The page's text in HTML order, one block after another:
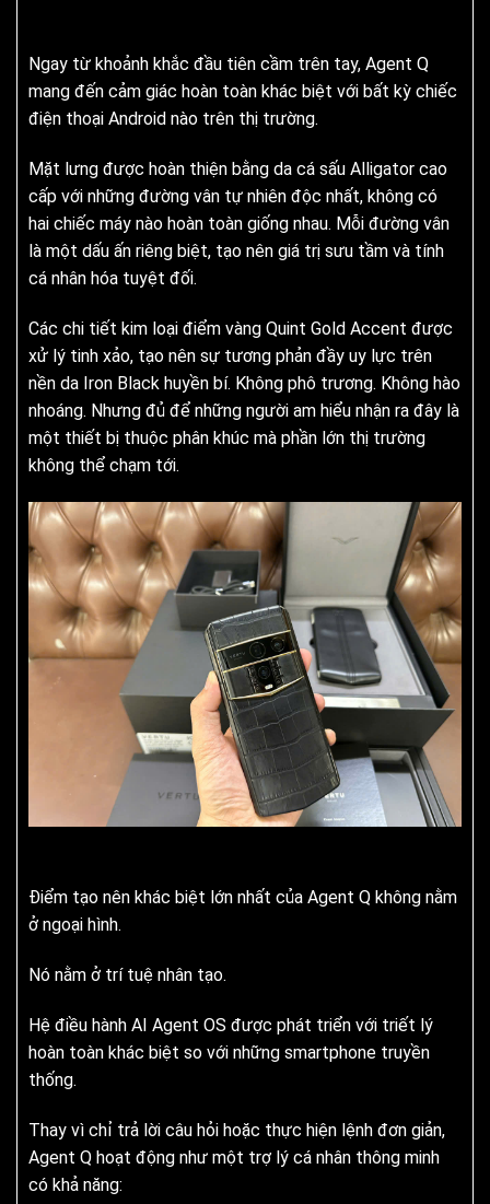
Ngay từ khoảnh khắc đầu tiên cầm trên tay, Agent Q
mang đến cảm giác hoàn toàn khác biệt với bất kỳ chiếc
điện thoại Android nào trên thị trường.
Mặt lưng được hoàn thiện bằng da cá sấu Alligator cao
cấp với những đường vân tự nhiên độc nhất, không có
hai chiếc máy nào hoàn toàn giống nhau. Mỗi đường vân
là một dấu ấn riêng biệt, tạo nên giá trị sưu tầm và tính
cá nhân hóa tuyệt đối.
Các chi tiết kim loại điểm vàng Quint Gold Accent được
xử lý tinh xảo, tạo nên sự tương phản đầy uy lực trên
nền da Iron Black huyền bí. Không phô trương. Không hào
nhoáng. Nhưng đủ để những người am hiểu nhận ra đây là
một thiết bị thuộc phân khúc mà phần lớn thị trường
không thể chạm tới.
Điểm tạo nên khác biệt lớn nhất của Agent Q không nằm
ở ngoại hình.
Nó nằm ở trí tuệ nhân tạo.
Hệ điều hành AI Agent OS được phát triển với triết lý
hoàn toàn khác biệt so với những smartphone truyền
thống.
Thay vì chỉ trả lời câu hỏi hoặc thực hiện lệnh đơn giản,
Agent Q hoạt động như một trợ lý cá nhân thông minh
có khả năng: